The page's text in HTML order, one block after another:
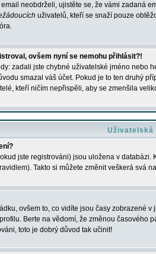
neobdrželi, ujistěte se, že vámi zadaná
uživatelů, kteří se snaží pouze
ovšem nyní se nemohu přihlásit?!
zadali jste chybné uživatelské jméno nebo
smazal váš účet. Pokud je to ten druhý
kteří ničím nepřispěli, aby se zmenšila
Uživatelská
jste registrováni) jsou uložena v databázi.
Takto si můžete změnit veškerá svá
ovšem to, co vidíte jsou časy zobrazené
Berte na vědomí, že změnou časového
toto je dobrý důvod tak učinit!